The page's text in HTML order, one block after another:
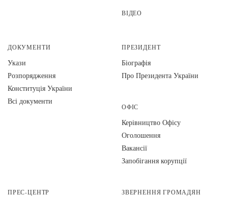
ВІДЕО
ДОКУМЕНТИ
Укази
Розпорядження
Конституція України
Всі документи
ПРЕЗИДЕНТ
Біографія
Про Президента України
ОФІС
Керівництво Офісу
Оголошення
Вакансії
Запобігання корупції
ПРЕС-ЦЕНТР ЗВЕРНЕННЯ ГРОМАДЯН